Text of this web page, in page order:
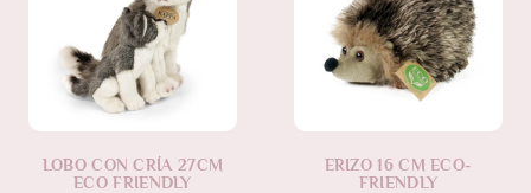
LOBO CON CRÍA 27CM
ECO FRIENDLY
ERIZO 16 CM ECO-
FRIENDLY